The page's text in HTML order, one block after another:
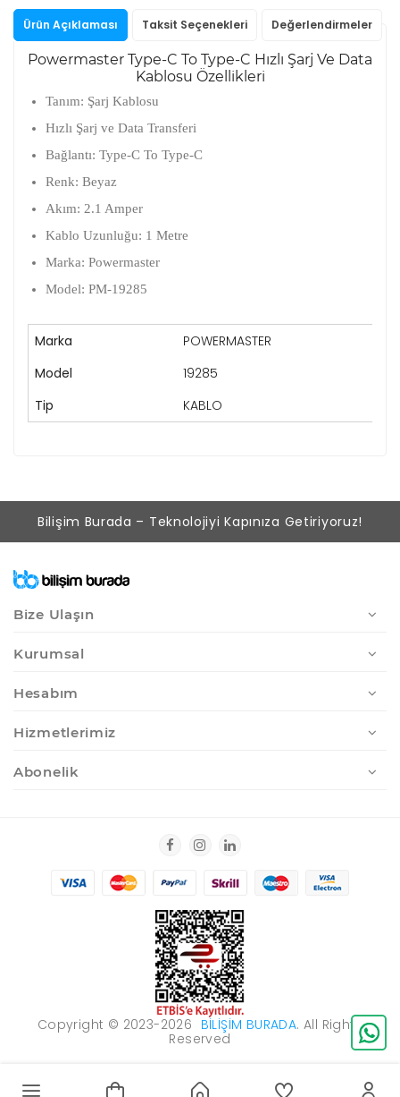
Ürün Açıklaması Taksit Seçenekleri Değerlendirmeler
Powermaster Type-C To Type-C Hızlı Şarj Ve Data
Kablosu Özellikleri
Tanım: Şarj Kablosu
Hızlı Şarj ve Data Transferi
Bağlantı: Type-C To Type-C
Renk: Beyaz
Akım: 2.1 Amper
Kablo Uzunluğu: 1 Metre
Marka: Powermaster
Model: PM-19285
Marka
POWERMASTER
Model
19285
Tip
KABLO
Bilişim Burada – Teknolojiyi Kapınıza Getiriyoruz!
Bize Ulaşın
Kurumsal
Hesabım
Hizmetlerimiz
Abonelik
Copyright © 2023-2026 BILIŞIM BURADA. All Rights
Reserved